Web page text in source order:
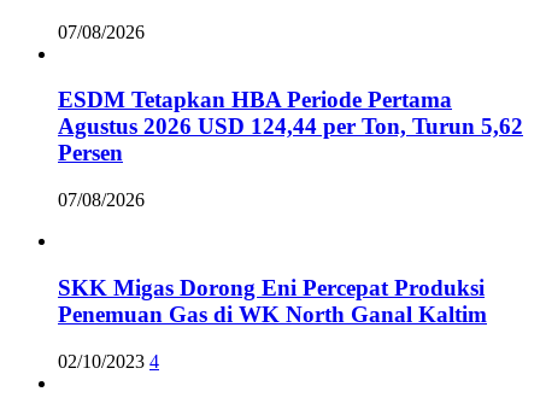
07/08/2026
ESDM Tetapkan HBA Periode Pertama
Agustus 2026 USD 124,44 per Ton, Turun 5,62
Persen
07/08/2026
SKK Migas Dorong Eni Percepat Produksi
Penemuan Gas di WK North Ganal Kaltim
02/10/2023 4